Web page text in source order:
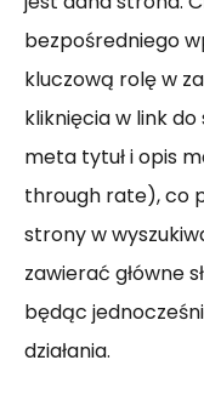
bezpośredniego
kluczową rolę w
kliknięcia w link
meta tytuł i opis
through rate), co
strony w
zawierać główne
będąc
działania.